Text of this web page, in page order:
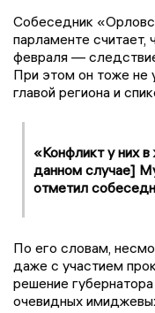
Собеседник
парламенте
февраля —
При этом он тоже не
главой региона и
«Конфликт у них
данном случае]
отметил
По его словам,
даже с участием
решение
очевидных